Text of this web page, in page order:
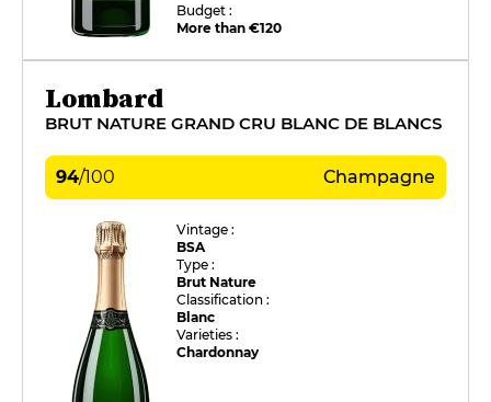
Budget :
More than €120
Lombard
BRUT NATURE GRAND CRU BLANC DE BLANCS
94/100 Champagne
Vintage :
BSA
Type :
Brut Nature
Classification :
Blanc
Varieties :
Chardonnay